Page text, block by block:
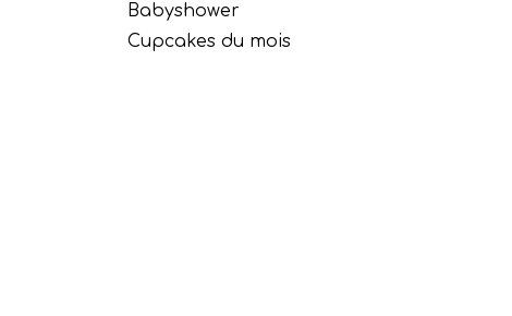
Babyshower
Cupcakes du mois